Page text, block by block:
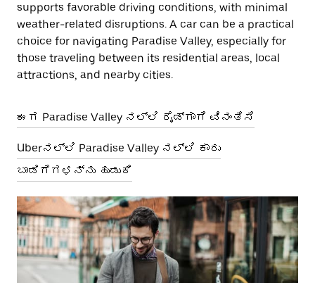
supports favorable driving conditions, with minimal
weather-related disruptions. A car can be a practical
choice for navigating Paradise Valley, especially for
those traveling between its residential areas, local
attractions, and nearby cities.
ಈಗ Paradise Valley ನಲ್ಲಿ ರೈಡ್‌ಗಾಗಿ ವಿನಂತಿಸಿ
Uberನಲ್ಲಿ Paradise Valley ನಲ್ಲಿ ಕಾರು
ಬಾಡಿಗೆಗಳನ್ನು ಹುಡುಕಿ